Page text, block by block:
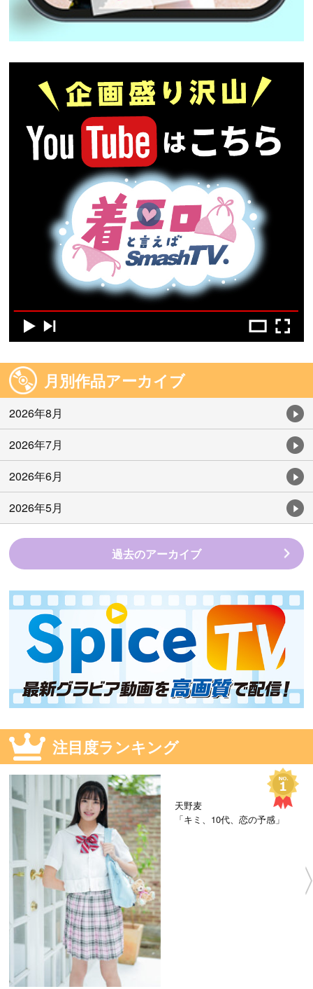
月別作品アーカイブ
2026年8月
2026年7月
2026年6月
2026年5月
過去のアーカイブ
注目度ランキング
天野麦
「キミ、10代、恋の予感」